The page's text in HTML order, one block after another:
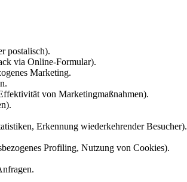
postalisch).
via Online-Formular).
Marketing.
von Marketingmaßnahmen).
Erkennung wiederkehrender Besucher).
Profiling, Nutzung von Cookies).